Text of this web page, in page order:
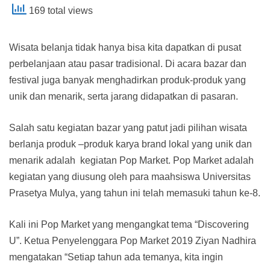
169 total views
Wisata belanja tidak hanya bisa kita dapatkan di pusat
perbelanjaan atau pasar tradisional. Di acara bazar dan
festival juga banyak menghadirkan produk-produk yang
unik dan menarik, serta jarang didapatkan di pasaran.
Salah satu kegiatan bazar yang patut jadi pilihan wisata
berlanja produk –produk karya brand lokal yang unik dan
menarik adalah kegiatan Pop Market. Pop Market adalah
kegiatan yang diusung oleh para maahsiswa Universitas
Prasetya Mulya, yang tahun ini telah memasuki tahun ke-8.
Kali ini Pop Market yang mengangkat tema “Discovering
U”. Ketua Penyelenggara Pop Market 2019 Ziyan Nadhira
mengatakan “Setiap tahun ada temanya, kita ingin